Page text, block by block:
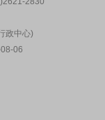
政中心)
06